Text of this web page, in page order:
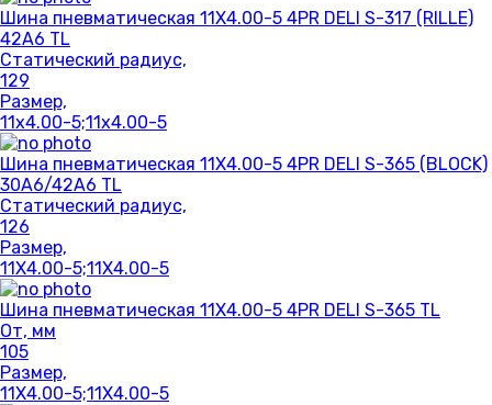
Шина пневматическая 11X4.00-5 4PR DELI S-317 (RILLE)
42A6 TL
Статический радиус,
129
Размер,
11x4.00-5;11x4.00-5
Шина пневматическая 11X4.00-5 4PR DELI S-365 (BLOCK)
30A6/42A6 TL
Статический радиус,
126
Размер,
11X4.00-5;11X4.00-5
Шина пневматическая 11X4.00-5 4PR DELI S-365 TL
От, мм
105
Размер,
11X4.00-5;11X4.00-5